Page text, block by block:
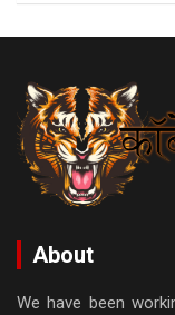
About
We have been